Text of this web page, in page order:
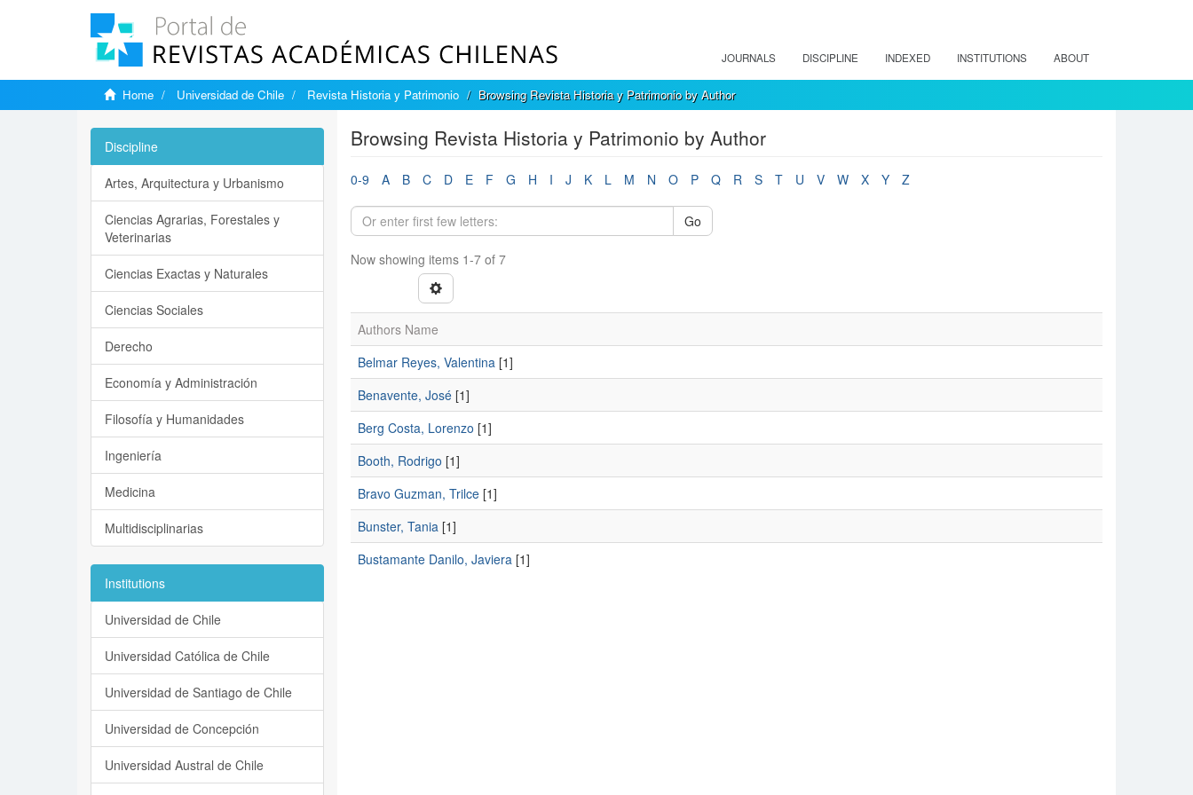
JOURNALS DISCIPLINE INDEXED INSTITUTIONS ABOUT
Home Universidad de Chile Revista Historia y Patrimonio Browsing Revista Historia y Patrimonio by Author
Browsing Revista Historia y Patrimonio by Author
0-9 A B C D E F G H I J K L M N O P Q R S T U V W X Y Z
Go
Now showing items 1-7 of 7
Authors Name
Belmar Reyes, Valentina[1]
Benavente, José[1]
Berg Costa, Lorenzo [1]
Booth, Rodrigo [1]
Bravo Guzman, Trilce[1]
Bunster, Tania[1]
Bustamante Danilo, Javiera[1]
Discipline
Artes, Arquitectura y Urbanismo
Ciencias Agrarias, Forestales y
Veterinarias
Ciencias Exactas y Naturales
Ciencias Sociales
Derecho
Economía y Administración
Filosofía y Humanidades
Ingeniería
Medicina
Multidisciplinarias
Institutions
Universidad de Chile
Universidad Católica de Chile
Universidad de Santiago de Chile
Universidad de Concepción
Universidad Austral de Chile